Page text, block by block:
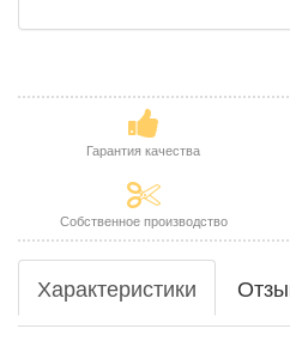
Гарантия качества
Собственное производство
Характеристики